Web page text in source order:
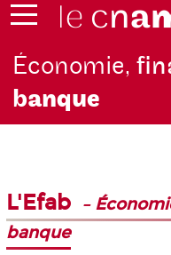
Économie,
banque
L'Efab –
banque